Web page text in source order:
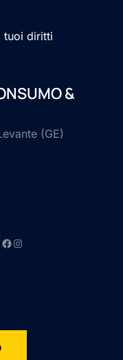
tuoi diritti
&
(GE)
Facebook
Instagram